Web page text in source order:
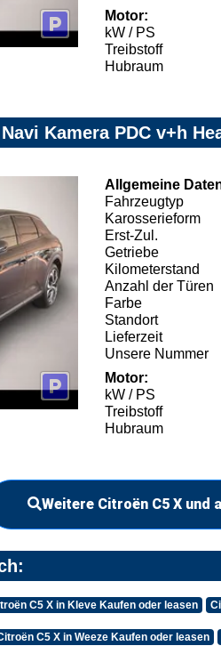
Motor:
kW / PS
Treibstoff
Hubraum
Kamera PDC v+h
Allgemeine
Fahrzeugtyp
Karosserieform
Erst-Zul.
Getriebe
Kilometerstand
Anzahl der Türen
Farbe
Standort
Lieferzeit
Unsere Nummer
Motor:
kW / PS
Treibstoff
Hubraum
Weitere Citroën C5 X und
C5 X in Kleve Kaufen oder leasen
C5 X in Weeze Kaufen oder leasen